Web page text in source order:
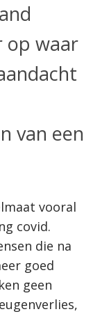
op waar
van een
vooral
covid.
die na
goed
geen